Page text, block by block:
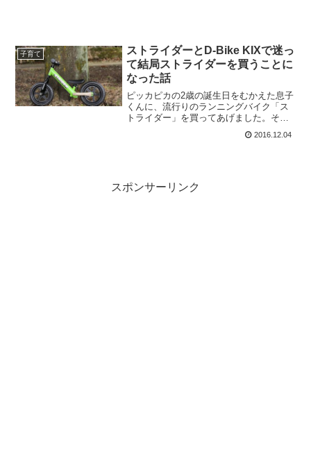
子育て
ストライダーとD-Bike KIXで迷っ
て結局ストライダーを買うことに
なった話
ピッカピカの2歳の誕生日をむかえた息子
くんに、流行りのランニングバイク「ス
トライダー」を買ってあげました。それ
ちがうれしくなりました。でも、このた
2016.12.04
スポンサーリンク